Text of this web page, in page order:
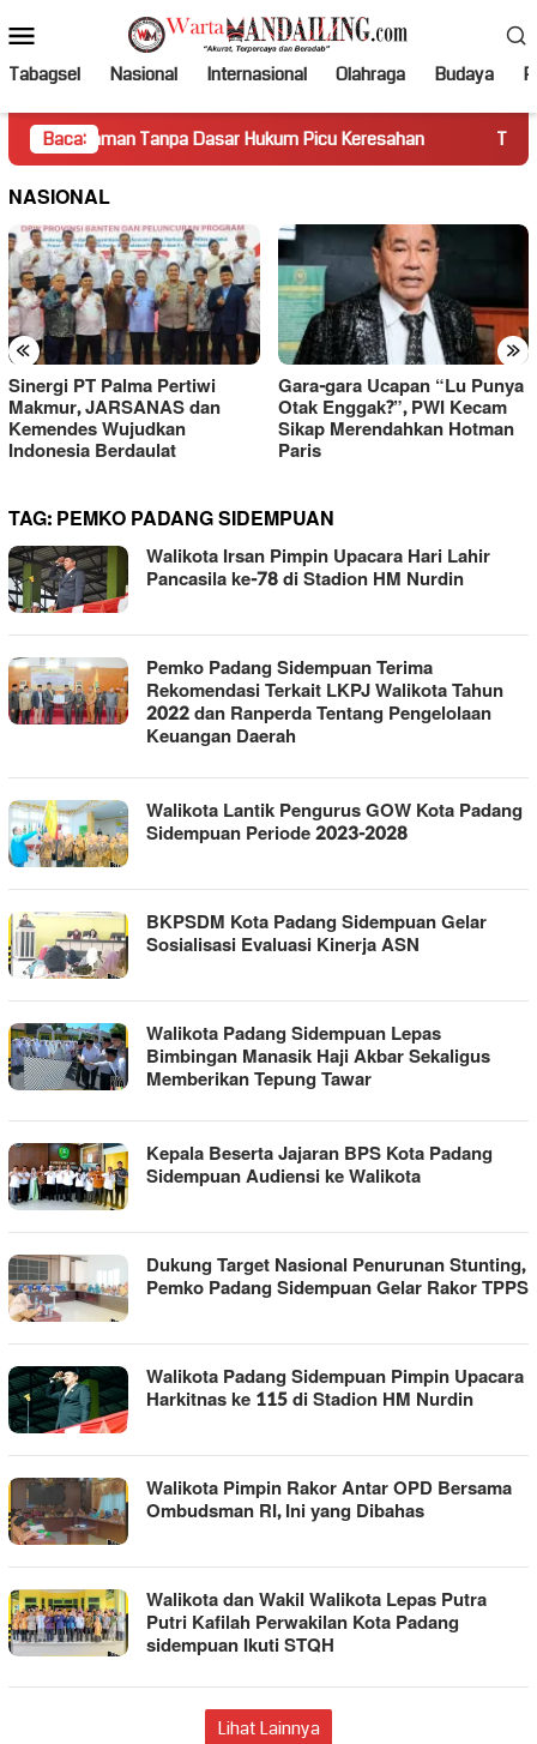
ke
kontenMobile
Tabagsel Nasional Internasional Olahraga Budaya
Baca:
Tanpa Dasar Hukum Picu Keresahan Truk Miring
NASIONAL
« »
Sinergi PT Palma Pertiwi
Makmur, JARSANAS dan
Kemendes Wujudkan
Indonesia Berdaulat
Gara-gara Ucapan “Lu Punya
Otak Enggak?”, PWI Kecam
Sikap Merendahkan Hotman
Paris
TAG:PEMKO PADANG SIDEMPUAN
Walikota Irsan Pimpin Upacara Hari Lahir
Pancasila ke-78 di Stadion HM Nurdin
Pemko Padang Sidempuan Terima
Rekomendasi Terkait LKPJ Walikota Tahun
2022 dan Ranperda Tentang Pengelolaan
Keuangan Daerah
Walikota Lantik Pengurus GOW Kota Padang
Sidempuan Periode 2023-2028
BKPSDM Kota Padang Sidempuan Gelar
Sosialisasi Evaluasi Kinerja ASN
Walikota Padang Sidempuan Lepas
Bimbingan Manasik Haji Akbar Sekaligus
Memberikan Tepung Tawar
Kepala Beserta Jajaran BPS Kota Padang
Sidempuan Audiensi ke Walikota
Dukung Target Nasional Penurunan Stunting,
Pemko Padang Sidempuan Gelar Rakor TPPS
Walikota Padang Sidempuan Pimpin Upacara
Harkitnas ke 115 di Stadion HM Nurdin
Walikota Pimpin Rakor Antar OPD Bersama
Ombudsman RI, Ini yang Dibahas
Walikota dan Wakil Walikota Lepas Putra
Putri Kafilah Perwakilan Kota Padang
sidempuan Ikuti STQH
Lihat Lainnya